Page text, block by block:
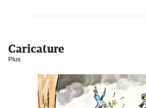
Caricature
Plus